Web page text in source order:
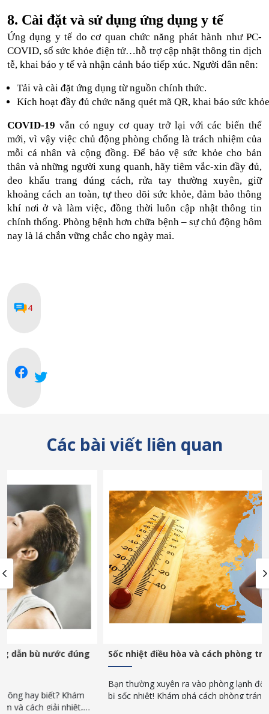
4
8. Cài đặt và sử dụng ứng dụng y tế
Ứng dụng y tế do cơ quan chức năng phát hành như PC-
COVID, sổ sức khỏe điện tử…hỗ trợ cập nhật thông tin dịch
tễ, khai báo y tế và nhận cảnh báo tiếp xúc. Người dân nên:
Tải và cài đặt ứng dụng từ nguồn chính thức.
Kích hoạt đầy đủ chức năng quét mã QR, khai báo sức
COVID-19 vẫn có nguy cơ quay trở lại với các biến thể
mới, vì vậy việc chủ động phòng chống là trách nhiệm của
mỗi cá nhân và cộng đồng. Để bảo vệ sức khỏe cho bản
thân và những người xung quanh, hãy tiêm vắc-xin đầy đủ,
đeo khẩu trang đúng cách, rửa tay thường xuyên, giữ
khoảng cách an toàn, tự theo dõi sức khỏe, đảm bảo thông
khí nơi ở và làm việc, đồng thời luôn cập nhật thông tin
chính thống. Phòng bệnh hơn chữa bệnh – sự chủ động hôm
nay là lá chắn vững chắc cho ngày mai.
Các bài viết liên quan
Sốc nhiệt điều hòa và cách phòng tránh
Bạn thường xuyên ra vào phòng lạnh đột ngột? Cẩn thận kẻo
bị sốc nhiệt! Khám phá cách phòng tránh sốc nhiệt đơn giản,
an toàn trong những ngày nắng nóng gay gắt.